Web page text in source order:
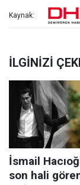
Kaynak: